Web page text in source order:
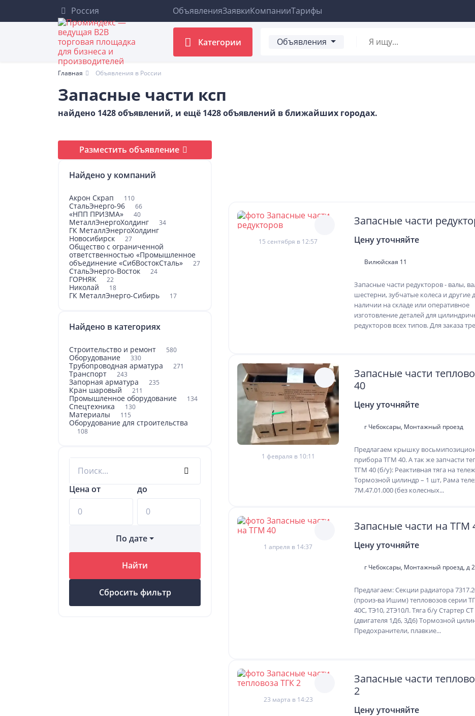
Россия ОбъявленияЗаявкиКомпанииТарифы
Категории Объявления
Главная Объявления в России
Запасные части ксп
найдено 1428 объявлений, и ещё 1428 объявлений в ближайших городах.
Разместить объявление
Найдено у компаний
Акрон Скрап 110
СтальЭнерго-96 66
«НПП ПРИЗМА» 40
МеталлЭнергоХолдинг 34
ГК МеталлЭнергоХолдинг
Новосибирск
27
Общество с ограниченной
ответственностью «Промышленное
объединение «СибВостокСталь»
27
СтальЭнерго-Восток 24
ГОРНЯК 22
Николай 18
ГК МеталлЭнерго-Сибирь 17
Найдено в категориях
Строительство и ремонт 580
Оборудование 330
Трубопроводная арматура 271
Транспорт 243
Запорная арматура 235
Кран шаровый 211
Промышленное оборудование 134
Спецтехника 130
Материалы 115
Оборудование для строительства
108
Цена от до
По дате
Найти
Сбросить фильтр
15 сентября в 12:57
Запасные части
Цену уточняйте
Вилюйская 11
Запасные части редукторов - валы,
шестерни, зубчатые колеса и другие
наличии на складе или оперативное
изготовление деталей для
редукторов всех типов. Для заказа
1 февраля в 10:11
Запасные части
40
Цену уточняйте
г Чебоксары, Монтажный проезд
Предлагаем крышку
прибора ТГМ 40. А так же запчасти
ТГМ 40 (б/у): Реактивная тяга на
Тормозной цилиндр – 1 шт, Рама
7М.47.01.000 (без колесных...
1 апреля в 14:37
Запасные части на ТГМ
Цену уточняйте
г Чебоксары, Монтажный проезд, д
Предлагаем: Секции радиатора
(произ-ва Ишим) тепловозов серии
40С, ТЭ10, 2ТЭ10Л. Тяга б/у Стартер СТ
(двигателя 1Д6, 3Д6) Тормозной
Предохранители, плавкие...
23 марта в 14:23
Запасные части
2
Цену уточняйте